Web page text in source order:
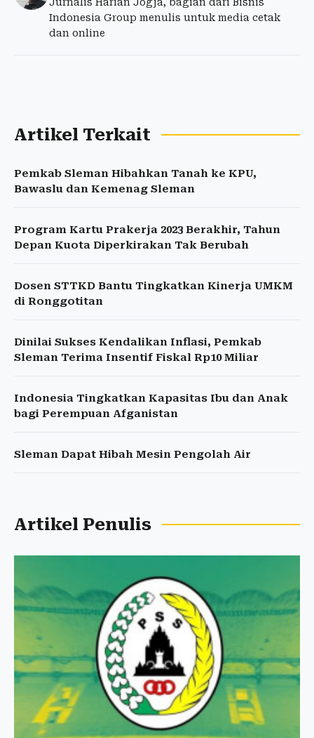
Indonesia Group menulis untuk media cetak
dan online
Artikel Terkait
Pemkab Sleman Hibahkan Tanah ke KPU,
Bawaslu dan Kemenag Sleman
Program Kartu Prakerja 2023 Berakhir, Tahun
Depan Kuota Diperkirakan Tak Berubah
Dosen STTKD Bantu Tingkatkan Kinerja UMKM
di Ronggotitan
Dinilai Sukses Kendalikan Inflasi, Pemkab
Sleman Terima Insentif Fiskal Rp10 Miliar
Indonesia Tingkatkan Kapasitas Ibu dan Anak
bagi Perempuan Afganistan
Sleman Dapat Hibah Mesin Pengolah Air
Artikel Penulis